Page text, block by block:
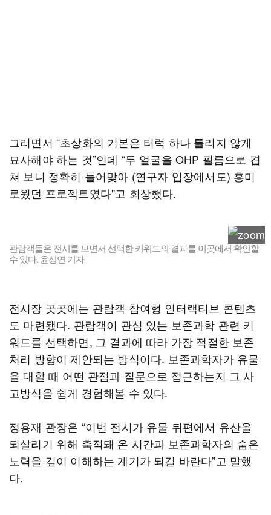
그러면서 “초상화의 기본은 터럭 하나 틀리지 않게
묘사해야 하는 것”인데 “두 얼굴을 OHP 필름으로 겹
쳐 보니 정확히 들어맞아 (연구자 입장에서도) 흥미
로웠던 프로젝트였다"고 회상했다.
관람객들은 전시를 보면서 선택한 키워드의 결과를 이곳에서 확인할
수 있다. 윤성연 기자
전시장 곳곳에는 관람객 참여형 인터랙티브 콘텐츠
도 마련됐다. 관람객이 관심 있는 보존과학 관련 키
워드를 선택하면, 그 결과에 따라 가장 적절한 보존
처리 방향이 제안되는 방식이다. 보존과학자가 유물
을 대할 때 어떤 관점과 질문으로 접근하는지 그 사
고방식을 쉽게 경험해볼 수 있다.
정용재 관장은 “이번 전시가 유물 뒤편에서 유산을
되살리기 위해 축적돼 온 시간과 보존과학자의 숨은
노력을 깊이 이해하는 계기가 되길 바란다”고 말했
다.